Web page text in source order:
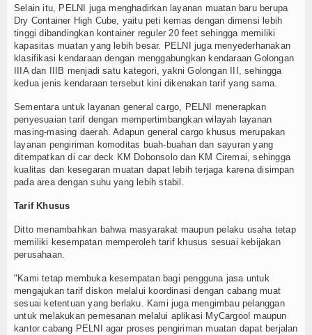
Selain itu, PELNI juga menghadirkan layanan muatan baru berupa
Dry Container High Cube, yaitu peti kemas dengan dimensi lebih
tinggi dibandingkan kontainer reguler 20 feet sehingga memiliki
kapasitas muatan yang lebih besar. PELNI juga menyederhanakan
klasifikasi kendaraan dengan menggabungkan kendaraan Golongan
IIIA dan IIIB menjadi satu kategori, yakni Golongan III, sehingga
kedua jenis kendaraan tersebut kini dikenakan tarif yang sama.
Sementara untuk layanan general cargo, PELNI menerapkan
penyesuaian tarif dengan mempertimbangkan wilayah layanan
masing-masing daerah. Adapun general cargo khusus merupakan
layanan pengiriman komoditas buah-buahan dan sayuran yang
ditempatkan di car deck KM Dobonsolo dan KM Ciremai, sehingga
kualitas dan kesegaran muatan dapat lebih terjaga karena disimpan
pada area dengan suhu yang lebih stabil.
Tarif Khusus
Ditto menambahkan bahwa masyarakat maupun pelaku usaha tetap
memiliki kesempatan memperoleh tarif khusus sesuai kebijakan
perusahaan.
"Kami tetap membuka kesempatan bagi pengguna jasa untuk
mengajukan tarif diskon melalui koordinasi dengan cabang muat
sesuai ketentuan yang berlaku. Kami juga mengimbau pelanggan
untuk melakukan pemesanan melalui aplikasi MyCargoo! maupun
kantor cabang PELNI agar proses pengiriman muatan dapat berjalan